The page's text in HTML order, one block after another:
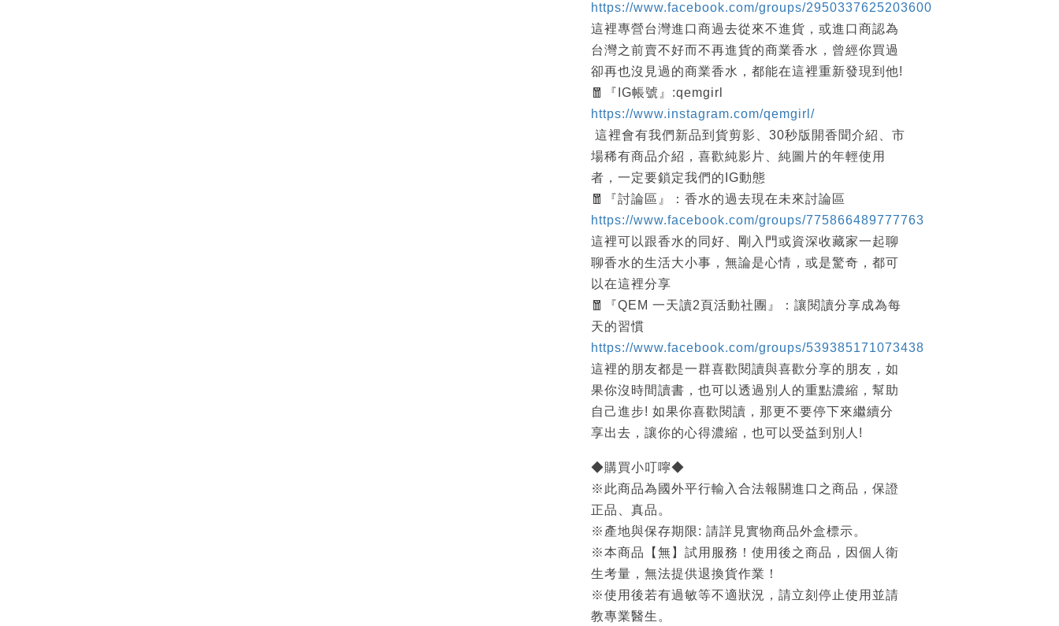
https://www.facebook.com/groups/2950337625203600
這裡專營台灣進口商過去從來不進貨，或進口商認為
台灣之前賣不好而不再進貨的商業香水，曾經你買過
卻再也沒見過的商業香水，都能在這裡重新發現到他!
🧧『IG帳號』:qemgirl
https://www.instagram.com/qemgirl/
這裡會有我們新品到貨剪影、30秒版開香聞介紹、市
場稀有商品介紹，喜歡純影片、純圖片的年輕使用
者，一定要鎖定我們的IG動態
🧧『討論區』：香水的過去現在未來討論區
https://www.facebook.com/groups/775866489777763
這裡可以跟香水的同好、剛入門或資深收藏家一起聊
聊香水的生活大小事，無論是心情，或是驚奇，都可
以在這裡分享
🧧『QEM 一天讀2頁活動社團』：讓閱讀分享成為每
天的習慣
https://www.facebook.com/groups/539385171073438
這裡的朋友都是一群喜歡閱讀與喜歡分享的朋友，如
果你沒時間讀書，也可以透過別人的重點濃縮，幫助
自己進步! 如果你喜歡閱讀，那更不要停下來繼續分
享出去，讓你的心得濃縮，也可以受益到別人!
◆購買小叮嚀◆
※此商品為國外平行輸入合法報關進口之商品，保證
正品、真品。
※產地與保存期限: 請詳見實物商品外盒標示。
※本商品【無】試用服務！使用後之商品，因個人衛
生考量，無法提供退換貨作業！
※使用後若有過敏等不適狀況，請立刻停止使用並請
教專業醫生。